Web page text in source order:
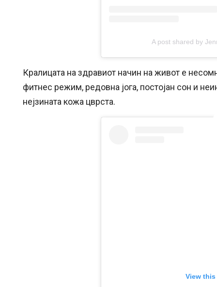
A post shared by
Кралицата на здравиот начин на живот е
фитнес режим, редовна јога, постојан сон и
нејзината кожа цврста.
View